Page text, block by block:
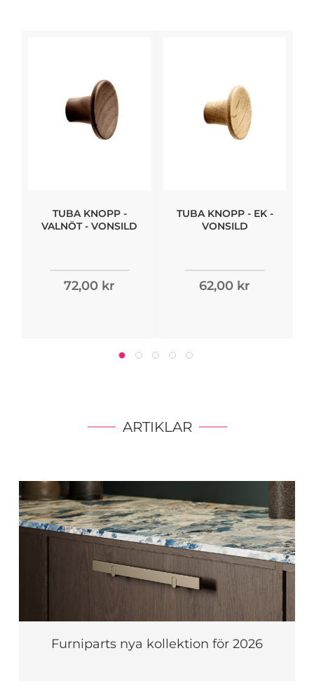
TUBA KNOPP -
VALNÖT - VONSILD
72,00 kr
TUBA KNOPP - EK -
VONSILD
62,00 kr
ARTIKLAR
Furniparts nya kollektion för 2026